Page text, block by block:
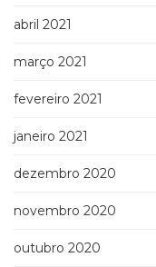
abril 2021
março 2021
fevereiro 2021
janeiro 2021
dezembro 2020
novembro 2020
outubro 2020